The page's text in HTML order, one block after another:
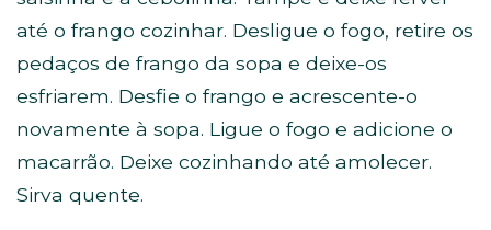
até o frango cozinhar. Desligue o fogo, retire os
pedaços de frango da sopa e deixe-os
esfriarem. Desfie o frango e acrescente-o
novamente à sopa. Ligue o fogo e adicione o
macarrão. Deixe cozinhando até amolecer.
Sirva quente.